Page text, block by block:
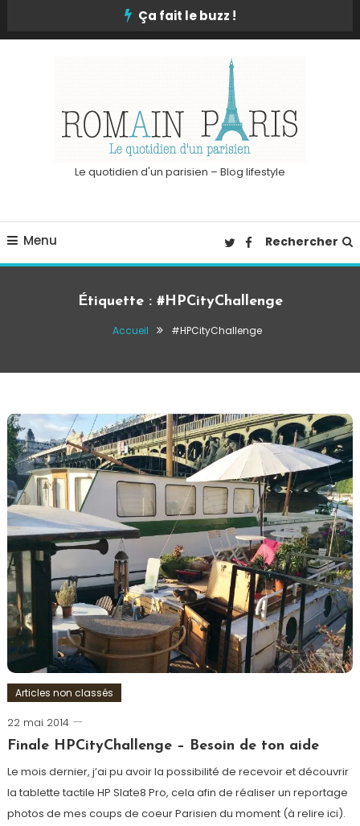
Ça fait le buzz !
Le quotidien d'un parisien – Blog lifestyle
Menu Rechercher
Étiquette : #HPCityChallenge
Accueil #HPCityChallenge
Articles non classés
22 mai 2014
Romain-
Paris
Finale HPCityChallenge – Besoin de ton aide
Le mois dernier, j’ai pu avoir la possibilité de recevoir et découvrir
la tablette tactile HP Slate8 Pro, cela afin de réaliser un reportage
photos de mes coups de coeur Parisien du moment (à relire ici).